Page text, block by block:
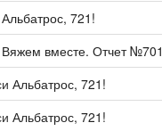
Альбатрос, 721!
Вяжем вместе. Отчет №701
Альбатрос, 721!
Альбатрос, 721!